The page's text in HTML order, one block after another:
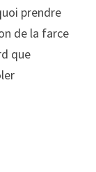
prendre
de la farce
que